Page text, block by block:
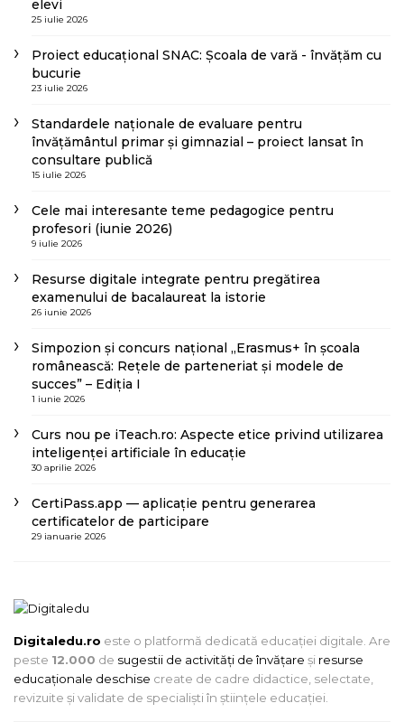
elevi
25 iulie 2026
Proiect educațional SNAC: Școala de vară - învățăm cu
bucurie
23 iulie 2026
Standardele naționale de evaluare pentru
învățământul primar și gimnazial – proiect lansat în
consultare publică
15 iulie 2026
Cele mai interesante teme pedagogice pentru
profesori (iunie 2026)
9 iulie 2026
Resurse digitale integrate pentru pregătirea
examenului de bacalaureat la istorie
26 iunie 2026
Simpozion și concurs național „Erasmus+ în școala
românească: Rețele de parteneriat și modele de
succes” – Ediția I
1 iunie 2026
Curs nou pe iTeach.ro: Aspecte etice privind utilizarea
inteligenței artificiale în educație
30 aprilie 2026
CertiPass.app — aplicație pentru generarea
certificatelor de participare
29 ianuarie 2026
Digitaledu.ro este o platformă dedicată educației digitale. Are
peste 12.000 de sugestii de activități de învățare și resurse
educaționale deschise create de cadre didactice, selectate,
revizuite și validate de specialiști în științele educației.